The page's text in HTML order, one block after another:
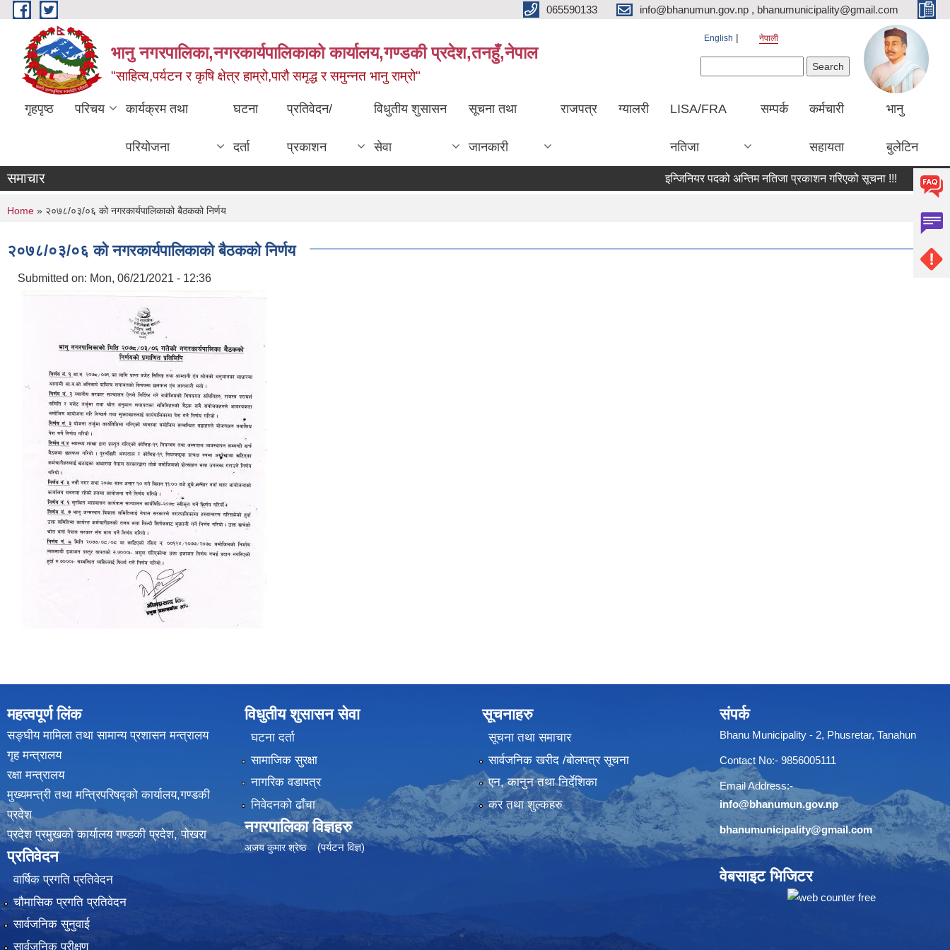
Skip to main content 065590133 info@bhanumun.gov.np , bhanumunicipality@gmail.com
भानु नगरपालिका,नगरकार्यपालिकाको कार्यालय,गण्डकी प्रदेश,तनहुँ,नेपाल
"साहित्य,पर्यटन र कृषि क्षेत्र हाम्रो,पारौ समृद्ध र समुन्नत भानु राम्रो"
English नेपाली
गृहपृष्ठ परिचय कार्यक्रम तथा
परियोजना
घटना
दर्ता
प्रतिवेदन/
प्रकाशन
विधुतीय शुसासन
सेवा
सूचना तथा
जानकारी
राजपत्र ग्यालरी LISA/FRA
नतिजा
सम्पर्क कर्मचारी
सहायता
भानु
बुलेटिन
समाचार इन्जिनियर पदको अन्तिम नतिजा प्रकाशन गरिएको सूचना !!! आर्थिक
You are here
Home » २०७८/०३/०६ को नगरकार्यपालिकाको बैठकको निर्णय
२०७८/०३/०६ को नगरकार्यपालिकाको बैठकको निर्णय
Submitted on: Mon, 06/21/2021 - 12:36
महत्वपूर्ण लिंक
सङ्घीय मामिला तथा सामान्य प्रशासन मन्त्रालय
गृह मन्त्रालय
रक्षा मन्त्रालय
मुख्यमन्त्री तथा मन्त्रिपरिषद्को कार्यालय,गण्डकी
प्रदेश
प्रदेश प्रमुखकाे कार्यालय गण्डकी प्रदेश, पाेखरा
प्रतिवेदन
वार्षिक प्रगति प्रतिवेदन
चौमासिक प्रगति प्रतिवेदन
सार्वजनिक सुनुवाई
सार्वजनिक परीक्षण
विधुतीय शुसासन सेवा
घटना दर्ता
सामाजिक सुरक्षा
नागरिक वडापत्र
निवेदनको ढाँचा
नगरपालिका विज्ञहरु
अजय कुमार श्रेष्ठ (पर्यटन विज्ञ)
सूचनाहरु
सूचना तथा समाचार
सार्वजनिक खरीद /बोलपत्र सूचना
एन, कानुन तथा निर्देशिका
कर तथा शुल्कहरु
संपर्क
Bhanu Municipality - 2, Phusretar, Tanahun
Contact No:- 9856005111
Email Address:-
info@bhanumun.gov.np
bhanumunicipality@gmail.com
वेबसाइट भिजिटर